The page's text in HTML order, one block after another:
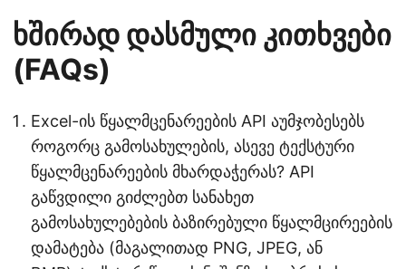
ხშირად დასმული კითხვები
(FAQs)
Excel-ის წყალმცენარეების API აუმჯობესებს
როგორც გამოსახულების, ასევე ტექსტური
წყალმცენარეების მხარდაჭერას? API
გაწვდილი გიძლებთ სანახეთ
გამოსახულებების ბაზირებული წყალმცირეების
დამატება (მაგალითად PNG, JPEG, ან